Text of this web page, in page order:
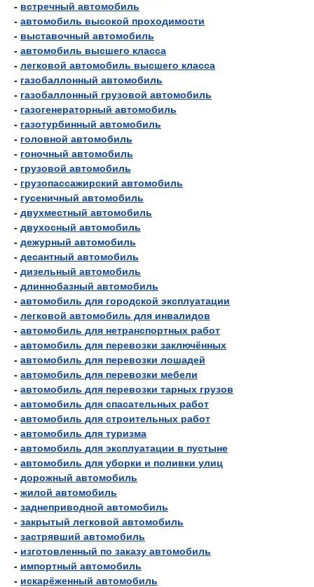
- встречный автомобиль
- автомобиль высокой проходимости
- выставочный автомобиль
- автомобиль высшего класса
- легковой автомобиль высшего класса
- газобаллонный автомобиль
- газобаллонный грузовой автомобиль
- газогенераторный автомобиль
- газотурбинный автомобиль
- головной автомобиль
- гоночный автомобиль
- грузовой автомобиль
- грузопассажирский автомобиль
- гусеничный автомобиль
- двухместный автомобиль
- двухосный автомобиль
- дежурный автомобиль
- десантный автомобиль
- дизельный автомобиль
- длиннобазный автомобиль
- автомобиль для городской эксплуатации
- легковой автомобиль для инвалидов
- автомобиль для нетранспортных работ
- автомобиль для перевозки заключённых
- автомобиль для перевозки лошадей
- автомобиль для перевозки мебели
- автомобиль для перевозки тарных грузов
- автомобиль для спасательных работ
- автомобиль для строительных работ
- автомобиль для туризма
- автомобиль для эксплуатации в пустыне
- автомобиль для уборки и поливки улиц
- дорожный автомобиль
- жилой автомобиль
- заднеприводной автомобиль
- закрытый легковой автомобиль
- застрявший автомобиль
- изготовленный по заказу автомобиль
- импортный автомобиль
- искарёженный автомобиль